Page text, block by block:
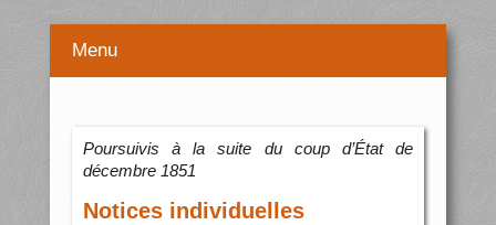
Menu
Poursuivis à la suite du coup d’État de
décembre 1851
Notices individuelles